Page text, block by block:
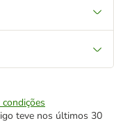
condições
teve nos últimos 30